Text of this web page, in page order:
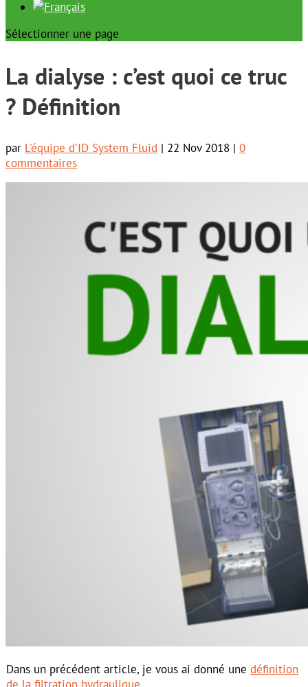
Sélectionner une page
La dialyse : c’est quoi ce truc
? Définition
par L'équipe d'ID System Fluid | 22 Nov 2018 | 0
commentaires
Dans un précédent article, je vous ai donné une définition